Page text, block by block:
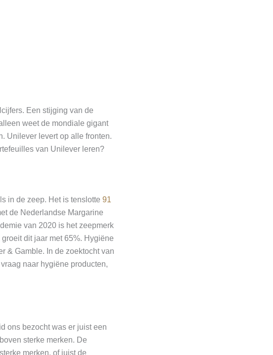
Een stijging van de
weet de mondiale gigant
Unilever levert op alle fronten.
van Unilever leren?
in de zeep. Het is tenslotte 91
de Nederlandse Margarine
van 2020 is het zeepmerk
dit jaar met 65%. Hygiëne
& Gamble. In de zoektocht van
naar hygiëne producten,
ons bezocht was er juist een
sterke merken. De
merken, of juist de